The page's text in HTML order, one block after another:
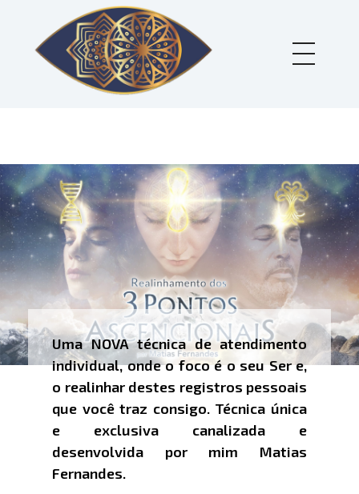
Uma NOVA técnica de atendimento
individual, onde o foco é o seu Ser e,
o realinhar destes registros pessoais
que você traz consigo. Técnica única
e exclusiva canalizada e
desenvolvida por mim Matias
Fernandes.